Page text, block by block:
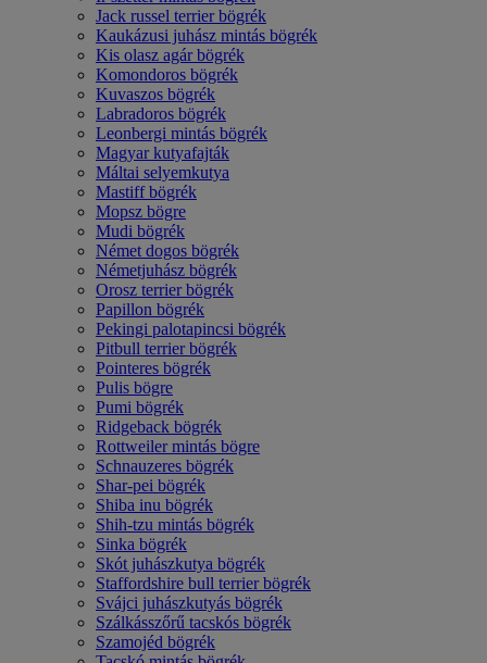
Jack russel terrier bögrék
Kaukázusi juhász mintás bögrék
Kis olasz agár bögrék
Komondoros bögrék
Kuvaszos bögrék
Labradoros bögrék
Leonbergi mintás bögrék
Magyar kutyafajták
Máltai selyemkutya
Mastiff bögrék
Mopsz bögre
Mudi bögrék
Német dogos bögrék
Németjuhász bögrék
Orosz terrier bögrék
Papillon bögrék
Pekingi palotapincsi bögrék
Pitbull terrier bögrék
Pointeres bögrék
Pulis bögre
Pumi bögrék
Ridgeback bögrék
Rottweiler mintás bögre
Schnauzeres bögrék
Shar-pei bögrék
Shiba inu bögrék
Shih-tzu mintás bögrék
Sinka bögrék
Skót juhászkutya bögrék
Staffordshire bull terrier bögrék
Svájci juhászkutyás bögrék
Szálkásszőrű tacskós bögrék
Szamojéd bögrék